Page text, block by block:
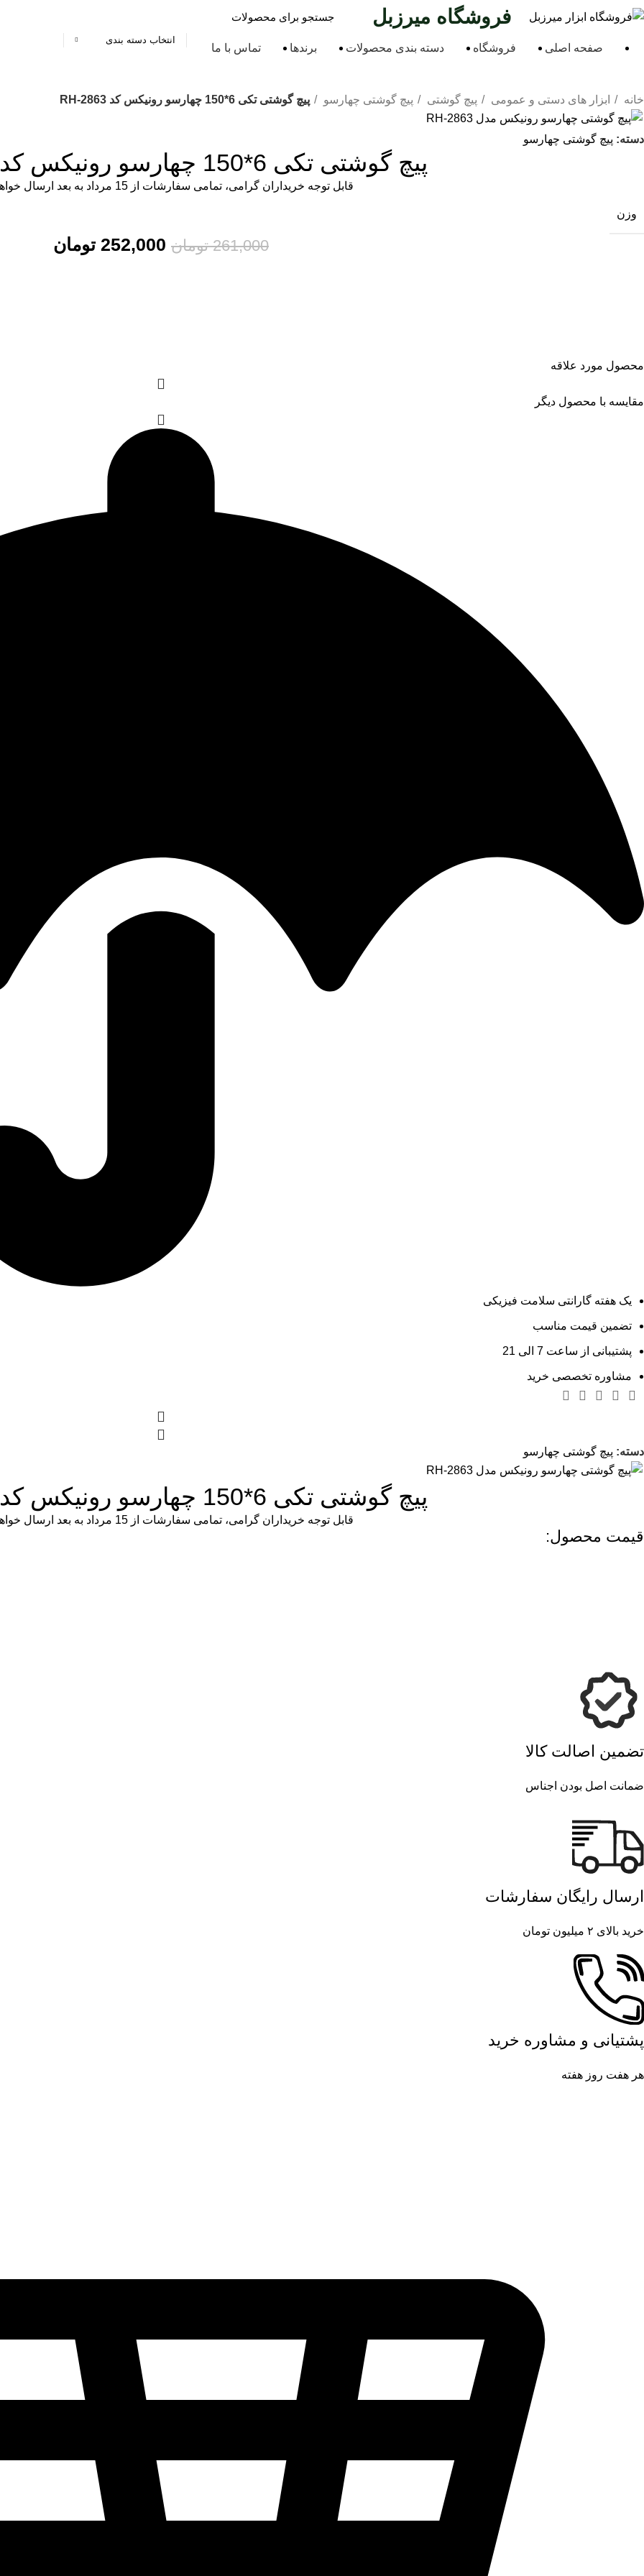
فروشگاه میرزبل
انتخاب دسته بندی
صفحه اصلی فروشگاه دسته بندی محصولات برندها تماس با ما
خانه ابزار های دستی و عمومی پیچ گوشتی پیچ گوشتی چهارسو پیچ گوشتی تکی 6*150 چهارسو رونیکس کد RH-2863
دسته: پیچ گوشتی چهارسو
پیچ گوشتی تکی 6*150 چهارسو رونیکس کد RH-2863
قابل توجه خریداران گرامی، تمامی سفارشات از 15 مرداد به بعد ارسال خواهند شد.
وزن
261,000 تومان قیمت اصلی: 261,000 تومان بود.
252,000 تومان
محصول مورد علاقه
مقایسه با محصول دیگر
یک هفته گارانتی سلامت فیزیکی
تضمین قیمت مناسب
پشتیبانی از ساعت 7 الی 21
مشاوره تخصصی خرید
دسته: پیچ گوشتی چهارسو
پیچ گوشتی تکی 6*150 چهارسو رونیکس کد RH-2863
قابل توجه خریداران گرامی، تمامی سفارشات از 15 مرداد به بعد ارسال خواهند شد.
قیمت محصول:
تضمین اصالت کالا
ضمانت اصل بودن اجناس
ارسال رایگان سفارشات
خرید بالای ۲ میلیون تومان
پشتیانی و مشاوره خرید
هر هفت روز هفته